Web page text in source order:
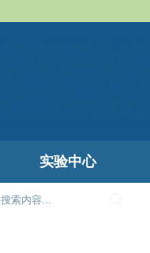
实验中心